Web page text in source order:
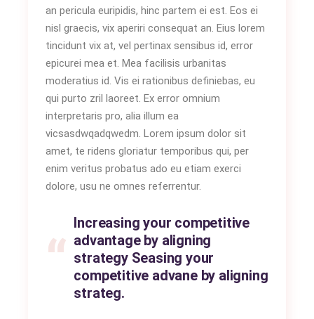
an pericula euripidis, hinc partem ei est. Eos ei
nisl graecis, vix aperiri consequat an. Eius lorem
tincidunt vix at, vel pertinax sensibus id, error
epicurei mea et. Mea facilisis urbanitas
moderatius id. Vis ei rationibus definiebas, eu
qui purto zril laoreet. Ex error omnium
interpretaris pro, alia illum ea
vicsasdwqadqwedm. Lorem ipsum dolor sit
amet, te ridens gloriatur temporibus qui, per
enim veritus probatus ado eu etiam exerci
dolore, usu ne omnes referrentur.
Increasing your competitive
advantage by aligning
strategy Seasing your
competitive advane by aligning
strateg.